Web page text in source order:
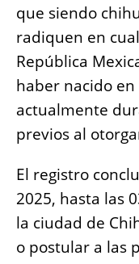
que siendo
radiquen en
República
haber nacido
actualmente
previos al
El registro
2025, hasta las
la ciudad de
o postular a las